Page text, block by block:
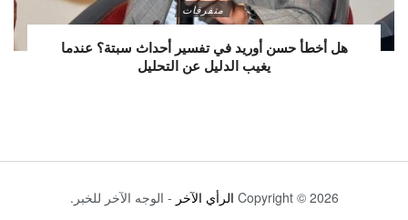
متفرقات
هل أخطأ حسن أوريد في تفسير أحداث سبتة؟ عندما
يغيب الدليل عن التحليل
Copyright © 2026 الرأي الآخر - الوجه الآخر للخبر.